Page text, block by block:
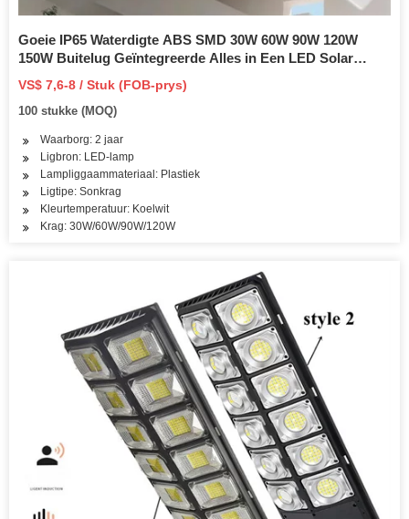
Goeie IP65 Waterdigte ABS SMD 30W 60W 90W 120W
150W Buitelug Geïntegreerde Alles in Een LED Solar
Straatlamp
VS$ 7,6-8 / Stuk (FOB-prys)
100 stukke (MOQ)
Waarborg: 2 jaar
Ligbron: LED-lamp
Lampliggaammateriaal: Plastiek
Ligtipe: Sonkrag
Kleurtemperatuur: Koelwit
Krag: 30W/60W/90W/120W